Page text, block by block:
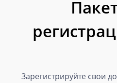
Зарегистрируйте свои